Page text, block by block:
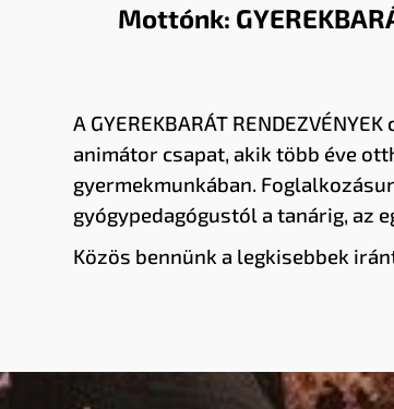
Mottónk:
A GYEREKBARÁT
animátor csapat, akik több éve
gyermekmunkában.
gyógypedagógustól a tanárig, az
Közös bennünk a legkisebbek